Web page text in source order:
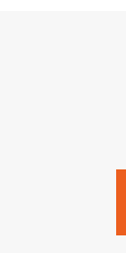
は、本規約の規
1. 「本サービス
みます）及びこ
「SEBook」「